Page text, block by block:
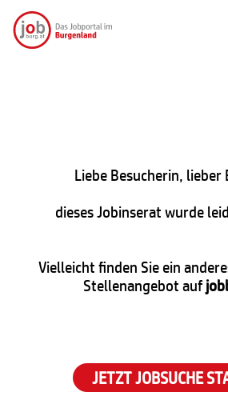
Liebe Besucherin, lieber
dieses Jobinserat wurde
Vielleicht finden Sie ein
Stellenangebot auf
JETZT JOBSUCHE